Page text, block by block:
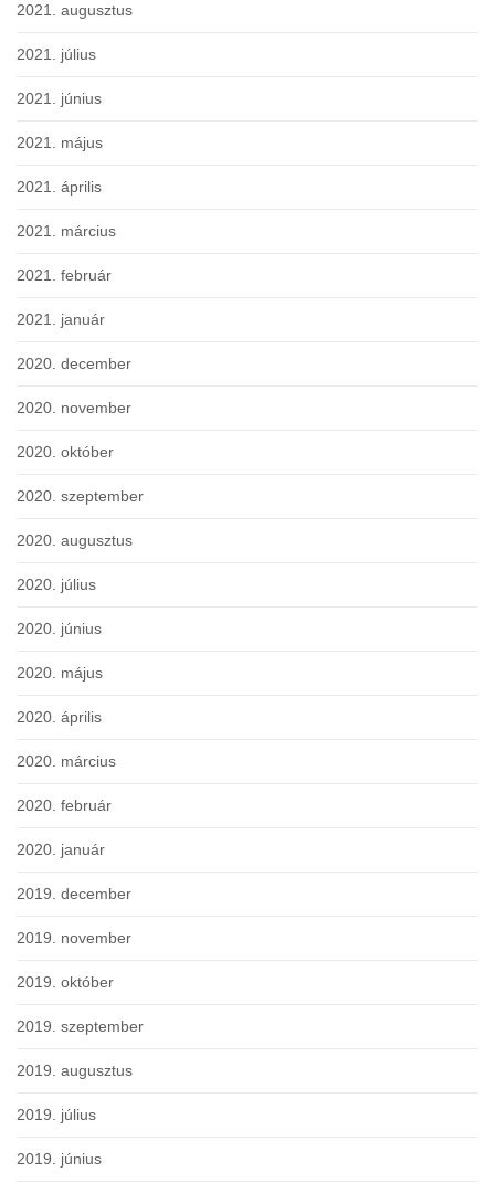
2021. augusztus
2021. július
2021. június
2021. május
2021. április
2021. március
2021. február
2021. január
2020. december
2020. november
2020. október
2020. szeptember
2020. augusztus
2020. július
2020. június
2020. május
2020. április
2020. március
2020. február
2020. január
2019. december
2019. november
2019. október
2019. szeptember
2019. augusztus
2019. július
2019. június